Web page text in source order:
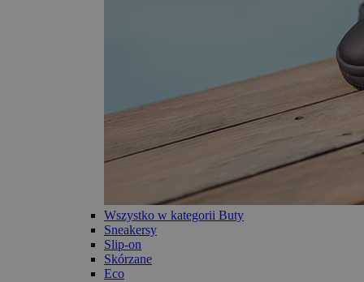
Wszystko w kategorii Buty
Sneakersy
Slip-on
Skórzane
Eco